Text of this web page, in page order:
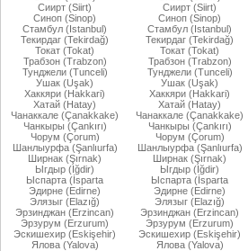
Сиирт (Siirt)
Синоп (Sinop)
Стамбул (Istanbul)
Текирдаг (Tekirdağ)
Токат (Tokat)
Трабзон (Trabzon)
Тунджели (Tunceli)
Ушак (Uşak)
Хаккяри (Hakkari)
Хатай (Hatay)
Чанаккале (Çanakkake)
Чанкыры (Çankırı)
Чорум (Çorum)
Шанлыурфа (Şanlıurfa)
Ширнак (Şırnak)
Ыгдыр (Iğdir)
Ыспарта (İsparta
Эдирне (Edirne)
Элязыг (Elazığ)
Эрзинджан (Erzincan)
Эрзурум (Erzurum)
Эскишехир (Eskişehir)
Ялова (Yalova)
Сиирт (Siirt)
Синоп (Sinop)
Стамбул (Istanbul)
Текирдаг (Tekirdağ)
Токат (Tokat)
Трабзон (Trabzon)
Тунджели (Tunceli)
Ушак (Uşak)
Хаккяри (Hakkari)
Хатай (Hatay)
Чанаккале (Çanakkake)
Чанкыры (Çankırı)
Чорум (Çorum)
Шанлыурфа (Şanlıurfa)
Ширнак (Şırnak)
Ыгдыр (Iğdir)
Ыспарта (İsparta
Эдирне (Edirne)
Элязыг (Elazığ)
Эрзинджан (Erzincan)
Эрзурум (Erzurum)
Эскишехир (Eskişehir)
Ялова (Yalova)